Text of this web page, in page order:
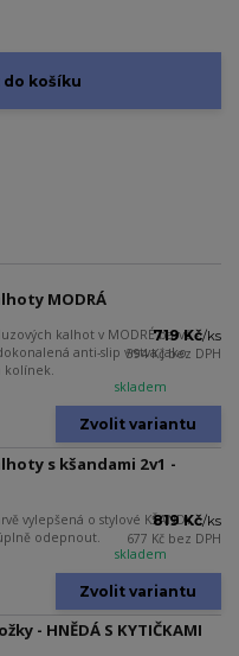
do košíku
MODRÁ
kalhot v MODRÉ barvě -
anti-slip vrstva jako
kolínek.
719 Kč/ks
594 Kčbez DPH
skladem
Zvolit variantu
s kšandami 2v1 -
vylepšená o stylové KŠANDY.
odepnout.
819 Kč/ks
677 Kč bez DPH
skladem
Zvolit variantu
- HNĚDÁ S KYTIČKAMI